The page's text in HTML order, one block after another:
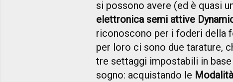
si possono avere (ed è quasi
elettronica semi attive
riconoscono per i foderi della
per loro ci sono due tarature,
tre settaggi impostabili in
sogno: acquistando le